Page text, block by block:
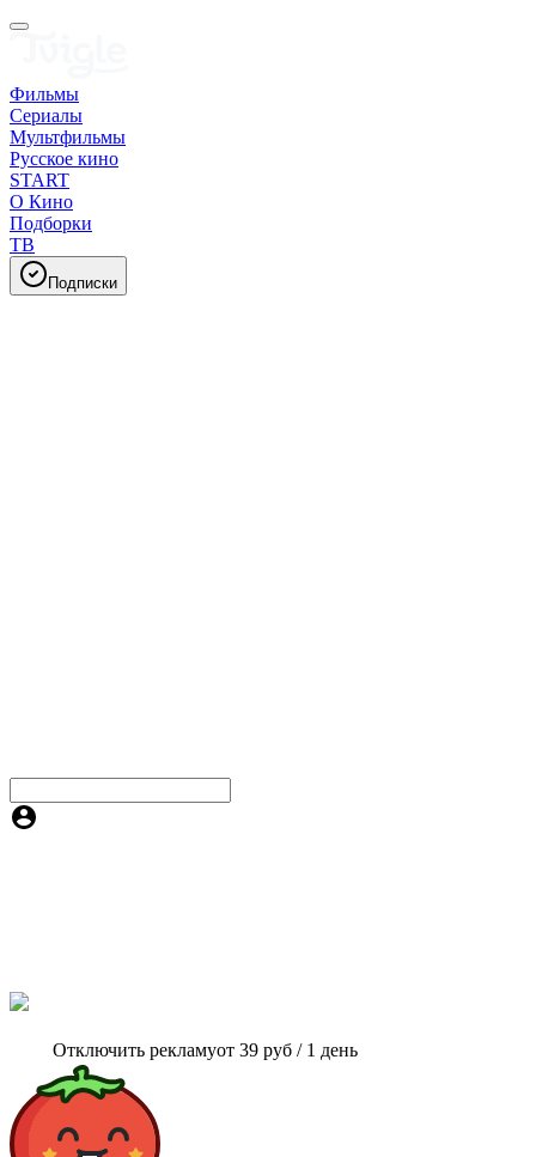
Фильмы
Сериалы
Мультфильмы
Русское кино
START
О Кино
Подборки
ТВ
Подписки
Отключить рекламуот 39 руб / 1 день